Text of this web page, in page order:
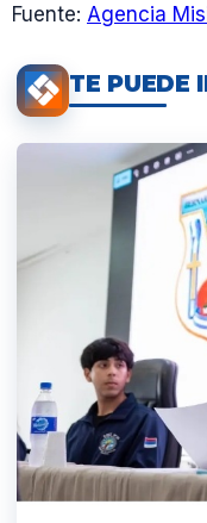
Fuente: Agencia
TE PUEDE